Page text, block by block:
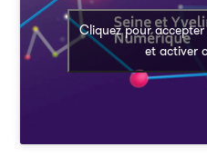
Cliquez pour
et activer